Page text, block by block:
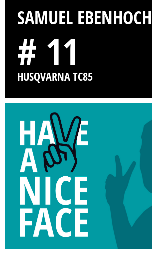
SAMUEL EBENHOCH
# 11
HUSQVARNA TC85